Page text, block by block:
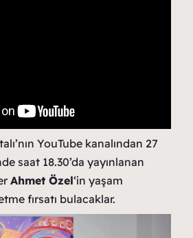
YouTube kanalından 27
saat 18.30’da yayınlanan
Ahmet Özel‘in yaşam
fırsatı bulacaklar.